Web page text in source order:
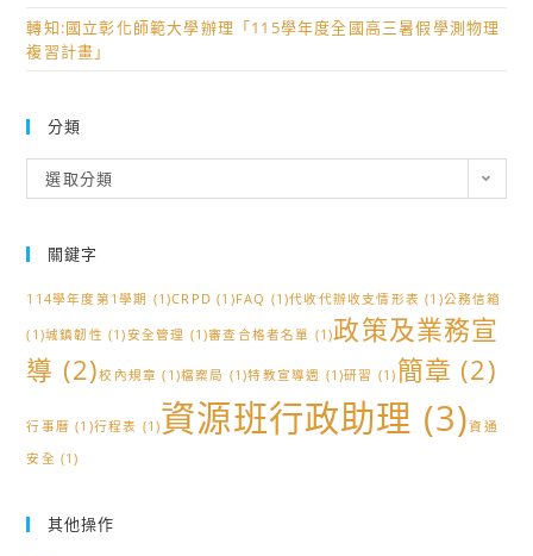
轉知:國立彰化師範大學辦理「115學年度全國高三暑假學測物理
複習計畫」
分類
類
選取分類
關鍵字
114學年度第1學期 (1)CRPD (1)FAQ (1)代收代辦收支情形表 (1)公務信箱
(1)城鎮韌性 (1)安全管理 (1)審查合格者名單 (1)政策及業務宣
導 (2)校內規章 (1)檔案局 (1)特教宣導週 (1)研習 (1) 簡章 (2)
行事曆 (1)行程表 (1)資源班行政助理 (3)資通
安全 (1)
其他操作